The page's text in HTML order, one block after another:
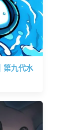
第九代水